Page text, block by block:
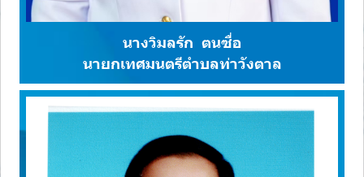
นางวิมลรัก ตนซื่อ
นายกเทศมนตรีตำบลท่าวังตาล